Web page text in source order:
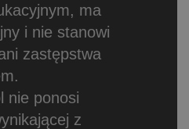
ma
i nie stanowi
zastępstwa
nie ponosi
z